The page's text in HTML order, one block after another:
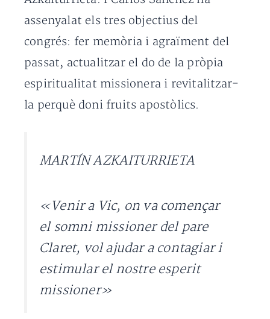
assenyalat els tres objectius del
congrés: fer memòria i agraïment del
passat, actualitzar el do de la pròpia
espiritualitat missionera i revitalitzar-
la perquè doni fruits apostòlics.
MARTÍN AZKAITURRIETA
«Venir a Vic, on va començar
el somni missioner del pare
Claret, vol ajudar a contagiar i
estimular el nostre esperit
missioner»